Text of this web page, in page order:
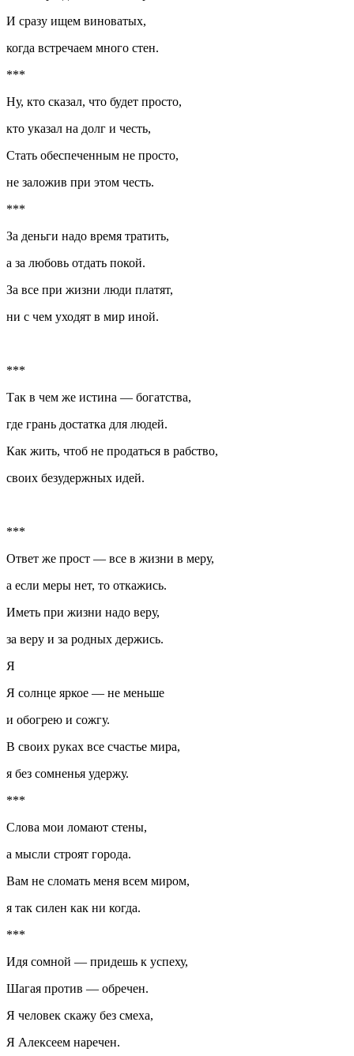
И сразу ищем виноватых,
когда встречаем много стен.
***
Ну, кто сказал, что будет просто,
кто указал на долг и честь,
Стать обеспеченным не просто,
не заложив при этом честь.
***
За деньги надо время тратить,
а за любовь отдать покой.
За все при жизни люди платят,
ни с чем уходят в мир иной.
***
Так в чем же истина — богатства,
где грань достатка для людей.
Как жить, чтоб не продаться в рабство,
своих безудержных идей.
***
Ответ же прост — все в жизни в меру,
а если меры нет, то откажись.
Иметь при жизни надо веру,
за веру и за родных держись.
Я
Я солнце яркое — не меньше
и обогрею и сожгу.
В своих руках все счастье мира,
я без сомненья удержу.
***
Слова мои ломают стены,
а мысли строят города.
Вам не сломать меня всем миром,
я так силен как ни когда.
***
Идя сомной — придешь к успеху,
Шагая против — обречен.
Я человек скажу без смеха,
Я Алексеем наречен.